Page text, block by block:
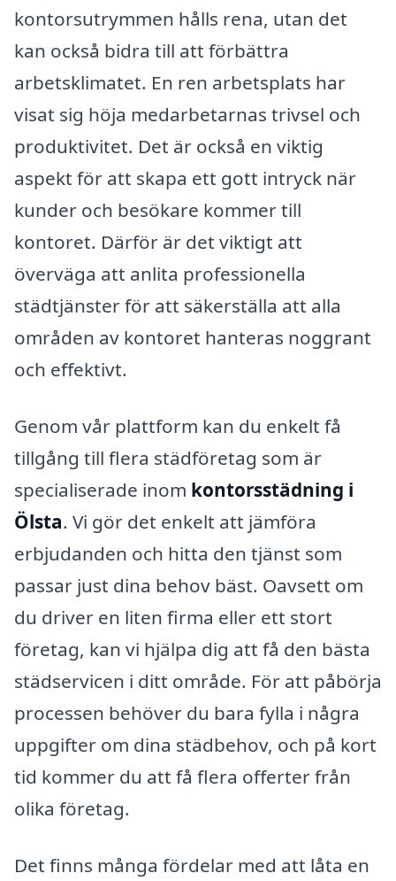
kontorsutrymmen hålls rena, utan det
kan också bidra till att förbättra
arbetsklimatet. En ren arbetsplats har
visat sig höja medarbetarnas trivsel och
produktivitet. Det är också en viktig
aspekt för att skapa ett gott intryck när
kunder och besökare kommer till
kontoret. Därför är det viktigt att
överväga att anlita professionella
städtjänster för att säkerställa att alla
områden av kontoret hanteras noggrant
och effektivt.
Genom vår plattform kan du enkelt få
tillgång till flera städföretag som är
specialiserade inom kontorsstädning i
Ölsta. Vi gör det enkelt att jämföra
erbjudanden och hitta den tjänst som
passar just dina behov bäst. Oavsett om
du driver en liten firma eller ett stort
företag, kan vi hjälpa dig att få den bästa
städservicen i ditt område. För att påbörja
processen behöver du bara fylla i några
uppgifter om dina städbehov, och på kort
tid kommer du att få flera offerter från
olika företag.
Det finns många fördelar med att låta en